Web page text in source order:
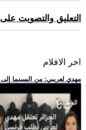
التعليق والتصويت
اخر الافلام
.. مهدي لعريبي: من السينما